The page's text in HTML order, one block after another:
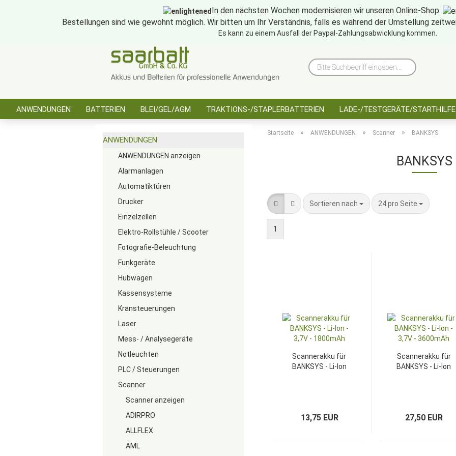
10 Jahre saarbatt
Bitte
In den nächsten Wochen modernisieren wir unseren Online-Shop.
Bestellungen sind wie gewohnt möglich. Wir bitten um Ihr Verständnis, falls es während der Umstellung
Es kann zu einem Ausfall der Paypal-Zahlungsabwicklung kommen.
ANWENDUNGEN BATTERIEN BLEI/GEL/AGM TRAKTIONS-/STAPLERBATTERIEN LADE-/TESTGERÄTE/STARTHILFE
Startseite » ANWENDUNGEN » Scanner » BANKSYS
BANKSYS
Sortieren nach
Sortieren nach 24 pro Seite
pro Seite
1
Scannerakku für
BANKSYS - Li-Ion
13,75 EUR
Scannerakku für
BANKSYS - Li-Ion
27,50 EUR
ANWENDUNGEN
ANWENDUNGEN anzeigen
Alarmanlagen
Automatiktüren
Drucker
Einzelzellen
Elektro-Rollstühle / Scooter
Fotografie-Beleuchtung
Funkgeräte
Hubwagen
Kassensysteme
Kransteuerungen
Laser
Mess- / Analysegeräte
Notleuchten
PLC / Steuerungen
Scanner
Scanner anzeigen
ADIRPRO
ALLFLEX
AML